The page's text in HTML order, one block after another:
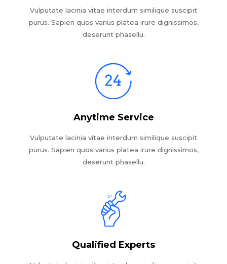
Vulputate lacinia vitae interdum similique suscipit
purus. Sapien quos varius platea irure dignissimos,
deserunt phasellu.
Anytime Service
Vulputate lacinia vitae interdum similique suscipit
purus. Sapien quos varius platea irure dignissimos,
deserunt phasellu.
Qualified Experts